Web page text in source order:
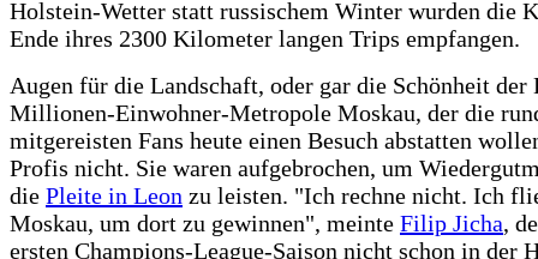
Holstein-Wetter statt russischem Winter wurden die
Ende ihres 2300 Kilometer langen Trips empfangen.
Augen für die Landschaft, oder gar die Schönheit der
Millionen-Einwohner-Metropole Moskau, der die
mitgereisten Fans heute einen Besuch abstatten
Profis nicht. Sie waren aufgebrochen, um
die Pleite in Leon zu leisten. "Ich rechne nicht. Ich
Moskau, um dort zu gewinnen", meinte Filip Jicha,
ersten Champions-League-Saison nicht schon in der